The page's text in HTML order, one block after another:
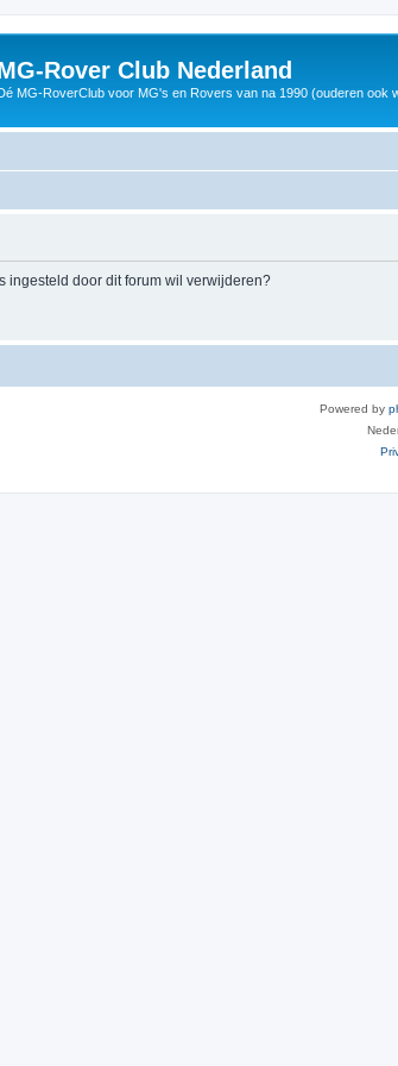
Rover Club Nederland
MG-RoverClub voor MG's en Rovers van na 1990 (ouderen ook
ingesteld door dit forum wil verwijderen?
Powered by